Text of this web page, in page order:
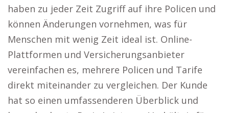
haben zu jeder Zeit Zugriff auf ihre Policen und
können Änderungen vornehmen, was für
Menschen mit wenig Zeit ideal ist. Online-
Plattformen und Versicherungsanbieter
vereinfachen es, mehrere Policen und Tarife
direkt miteinander zu vergleichen. Der Kunde
hat so einen umfassenderen Überblick und